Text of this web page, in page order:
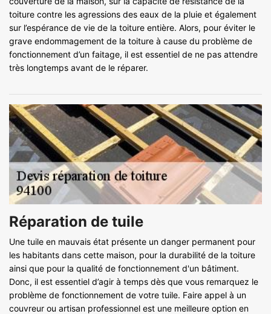
toiture contre les agressions des eaux de la pluie et également
sur l’espérance de vie de la toiture entière. Alors, pour éviter le
grave endommagement de la toiture à cause du problème de
fonctionnement d’un faitage, il est essentiel de ne pas attendre
très longtemps avant de le réparer.
Réparation de tuile
Une tuile en mauvais état présente un danger permanent pour
les habitants dans cette maison, pour la durabilité de la toiture
ainsi que pour la qualité de fonctionnement d'un bâtiment.
Donc, il est essentiel d’agir à temps dès que vous remarquez le
problème de fonctionnement de votre tuile. Faire appel à un
couvreur ou artisan professionnel est une meilleure option en